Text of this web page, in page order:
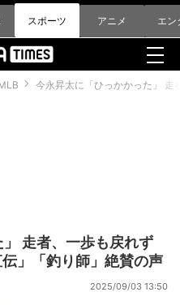
スポーツ アニメ エン
今永昇太に「ひっかかった」 走
走者、一歩も戻れず
」「釣り師」絶賛の声
2025/09/03 13:50